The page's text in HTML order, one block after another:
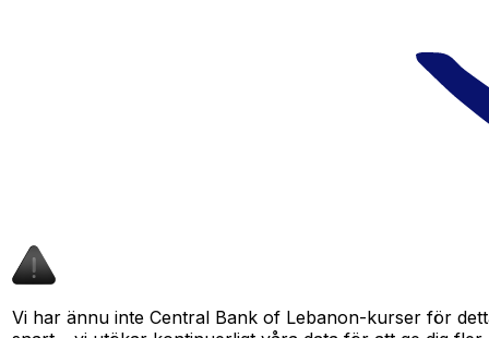
Vi har ännu inte Central Bank of Lebanon-kurser för